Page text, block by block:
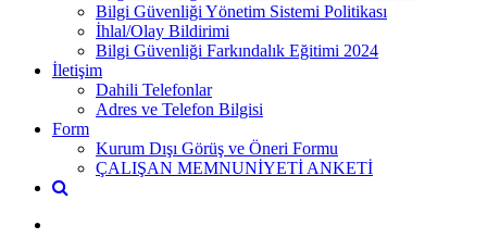
Bilgi Güvenliği Yönetim Sistemi Politikası
İhlal/Olay Bildirimi
Bilgi Güvenliği Farkındalık Eğitimi 2024
İletişim
Dahili Telefonlar
Adres ve Telefon Bilgisi
Form
Kurum Dışı Görüş ve Öneri Formu
ÇALIŞAN MEMNUNİYETİ ANKETİ